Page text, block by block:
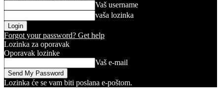
Vaš username
vaša lozinka
Forgot your password? Get help
Lozinka za oporavak
Oporavak lozinke
Vaš e-mail
Lozinka će se vam biti poslana e-poštom.